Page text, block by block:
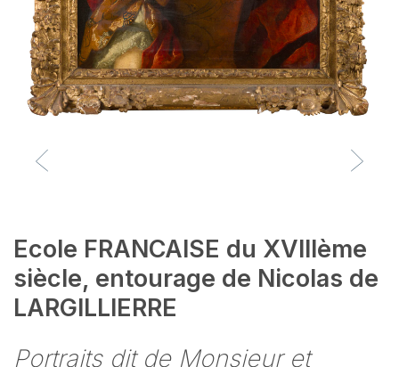
Ecole FRANCAISE du XVIIIème
siècle, entourage de Nicolas de
LARGILLIERRE
Portraits dit de Monsieur et